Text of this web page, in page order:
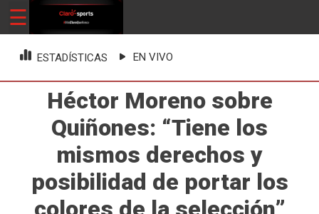
Skip
☰
ClaroSports
Más Claro que nunca
ESTADÍSTICAS EN VIVO
Héctor Moreno sobre
Quiñones: “Tiene los
mismos derechos y
posibilidad de portar los